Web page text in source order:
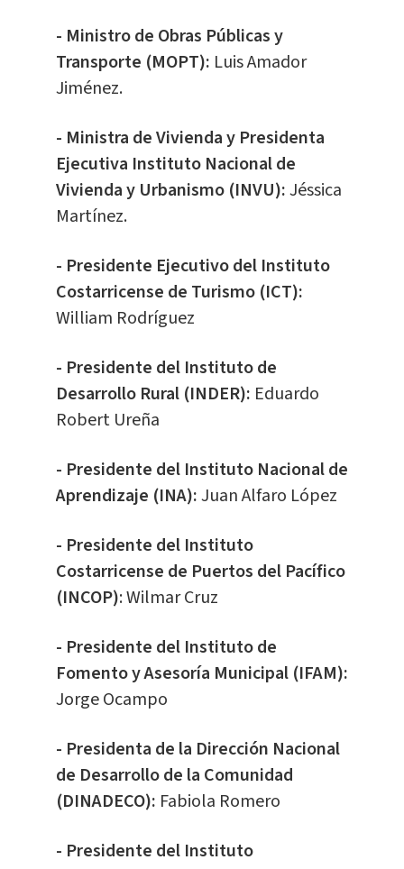
- Ministro de Obras Públicas y
Transporte (MOPT): Luis Amador
Jiménez.
- Ministra de Vivienda y Presidenta
Ejecutiva Instituto Nacional de
Vivienda y Urbanismo (INVU):Jéssica
Martínez.
- Presidente Ejecutivo del Instituto
Costarricense de Turismo (ICT):
William Rodríguez
- Presidente del Instituto de
Desarrollo Rural (INDER): Eduardo
Robert Ureña
- Presidente del Instituto Nacional de
Aprendizaje (INA):Juan Alfaro López
- Presidente del Instituto
Costarricense de Puertos del Pacífico
(INCOP): Wilmar Cruz
- Presidente del Instituto de
Fomento y Asesoría Municipal (IFAM):
Jorge Ocampo
- Presidenta de la Dirección Nacional
de Desarrollo de la Comunidad
(DINADECO): Fabiola Romero
- Presidente del Instituto